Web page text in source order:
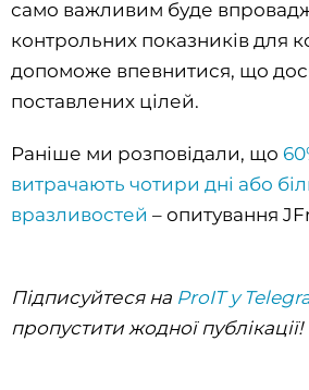
само важливим буде
контрольних показників для
допоможе впевнитися, що
поставлених цілей.
Раніше ми розповідали, що
витрачають чотири дні або
вразливостей – опитування
Підписуйтеся на ProIT у
пропустити жодної публікації!